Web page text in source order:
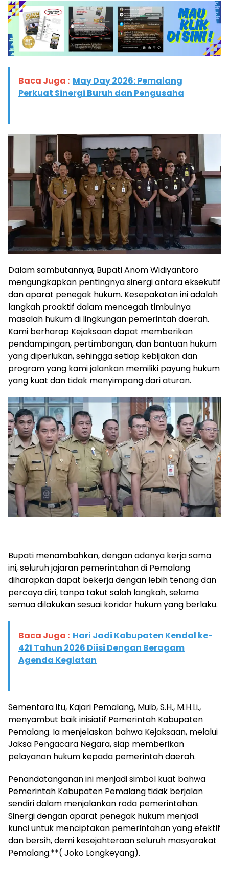
Baca Juga : May Day 2026: Pemalang
Perkuat Sinergi Buruh dan Pengusaha
Dalam sambutannya, Bupati Anom Widiyantoro
mengungkapkan pentingnya sinergi antara eksekutif
dan aparat penegak hukum. Kesepakatan ini adalah
langkah proaktif dalam mencegah timbulnya
masalah hukum di lingkungan pemerintah daerah.
Kami berharap Kejaksaan dapat memberikan
pendampingan, pertimbangan, dan bantuan hukum
yang diperlukan, sehingga setiap kebijakan dan
program yang kami jalankan memiliki payung hukum
yang kuat dan tidak menyimpang dari aturan.
Bupati menambahkan, dengan adanya kerja sama
ini, seluruh jajaran pemerintahan di Pemalang
diharapkan dapat bekerja dengan lebih tenang dan
percaya diri, tanpa takut salah langkah, selama
semua dilakukan sesuai koridor hukum yang berlaku.
Baca Juga : Hari Jadi Kabupaten Kendal ke-
421 Tahun 2026 Diisi Dengan Beragam
Agenda Kegiatan
Sementara itu, Kajari Pemalang, Muib, S.H., M.H.Li.,
menyambut baik inisiatif Pemerintah Kabupaten
Pemalang. Ia menjelaskan bahwa Kejaksaan, melalui
Jaksa Pengacara Negara, siap memberikan
pelayanan hukum kepada pemerintah daerah.
Penandatanganan ini menjadi simbol kuat bahwa
Pemerintah Kabupaten Pemalang tidak berjalan
sendiri dalam menjalankan roda pemerintahan.
Sinergi dengan aparat penegak hukum menjadi
kunci untuk menciptakan pemerintahan yang efektif
dan bersih, demi kesejahteraan seluruh masyarakat
Pemalang.**( Joko Longkeyang).